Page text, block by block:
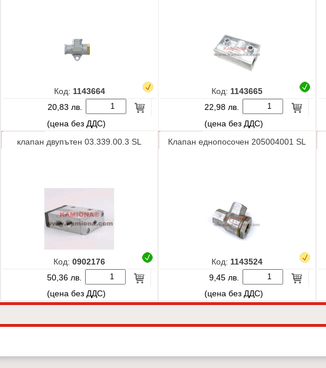
Код: 1143664
20,83 лв.
(цена без ДДС)
Код: 1143665
22,98 лв.
(цена без ДДС)
клапан двупътен 03.339.00.3 SL
Код: 0902176
50,36 лв.
(цена без ДДС)
Клапан еднопосочен 205004001 SL
Код: 1143524
9,45 лв.
(цена без ДДС)